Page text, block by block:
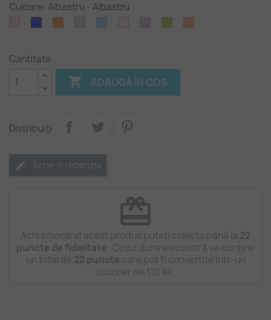
Culoare: Albastru -Albastru
Cantitate
 ADAUGĂ ÎN COȘ
Distribuiți
Scrie-ți recenzia
redeem
Achiziționând acest produs puteți colecta până la 22
puncte de fidelitate . Coșul dumneavoastră va conține
un total de 22 puncte care pot fi convertite într-un
voucher de 1,10 lei